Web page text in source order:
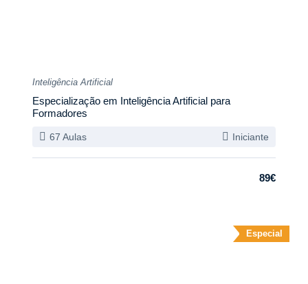
Inteligência Artificial
Especialização em Inteligência Artificial para
Formadores
67 Aulas Iniciante
89€
Especial